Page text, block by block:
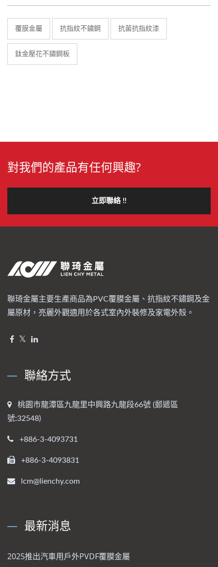
覆膜金屬 抗指紋不鏽鋼 抗菌抗指紋漆
鈦金壓花不鏽鋼板
對我們的產品有任何興趣?
立即聯絡 !!
聯琦金屬主要生產商品為PVC覆膜金屬、抗指紋不鏽鋼及金
屬原材，亮麗外觀適用於各式室內外裝修及家電外殼。
聯絡方式
桃園市龍潭區九龍里中興路九龍段66號 (郵遞區
號:32548)
+886-3-4093731
+886-3-4093831
lcm@lienchy.com
最新消息
2025推出汽車用戶外PVDF覆膜金屬